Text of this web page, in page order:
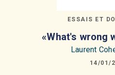
ESSAIS ET
«What's wrong
Laurent
14/01/